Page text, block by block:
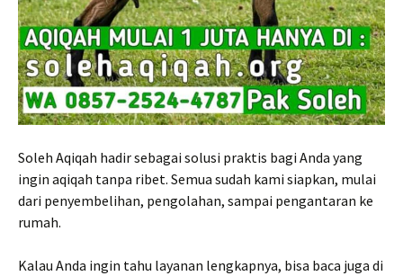
Soleh Aqiqah hadir sebagai solusi praktis bagi Anda yang
ingin aqiqah tanpa ribet. Semua sudah kami siapkan, mulai
dari penyembelihan, pengolahan, sampai pengantaran ke
rumah.
Kalau Anda ingin tahu layanan lengkapnya, bisa baca juga di